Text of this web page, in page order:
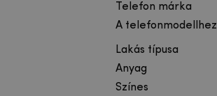
Telefon márka
A telefonmodellhez
Lakás típusa
Anyag
Színes